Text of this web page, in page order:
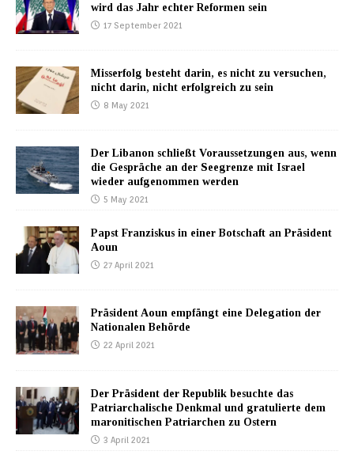
wird das Jahr echter Reformen sein
17 September 2021
Misserfolg besteht darin, es nicht zu versuchen,
nicht darin, nicht erfolgreich zu sein
8 May 2021
Der Libanon schließt Voraussetzungen aus, wenn
die Gespräche an der Seegrenze mit Israel
wieder aufgenommen werden
5 May 2021
Papst Franziskus in einer Botschaft an Präsident
Aoun
27 April 2021
Präsident Aoun empfängt eine Delegation der
Nationalen Behörde
22 April 2021
Der Präsident der Republik besuchte das
Patriarchalische Denkmal und gratulierte dem
maronitischen Patriarchen zu Ostern
3 April 2021